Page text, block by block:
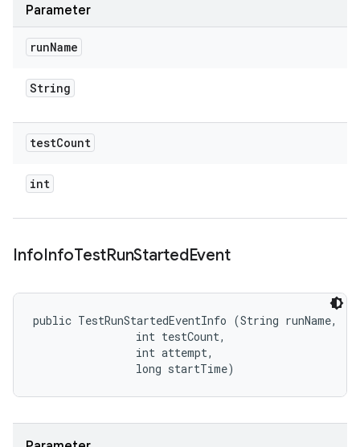
Parameter
runName
String
testCount
int
InfoInfoTestRunStartedEvent
public TestRunStartedEventInfo (String runName,
                int testCount,
                int attempt,
                long startTime)